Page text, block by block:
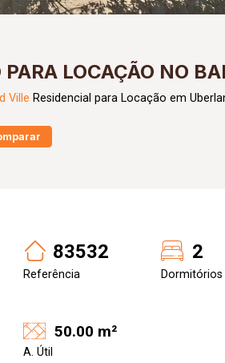
LOCAÇÃO NO
Ville Residencial para Locação em
83532
Referência
2
Dormitórios
50.00 m²
A. Útil